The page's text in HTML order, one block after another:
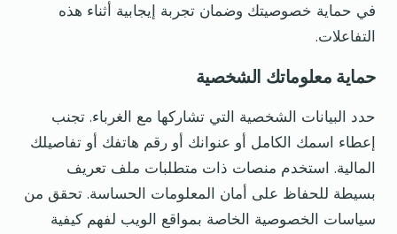
في حماية خصوصيتك وضمان تجربة إيجابية أثناء هذه
التفاعلات.
حماية معلوماتك الشخصية
حدد البيانات الشخصية التي تشاركها مع الغرباء. تجنب
إعطاء اسمك الكامل أو عنوانك أو رقم هاتفك أو تفاصيلك
المالية. استخدم منصات ذات متطلبات ملف تعريف
بسيطة للحفاظ على أمان المعلومات الحساسة. تحقق من
سياسات الخصوصية الخاصة بمواقع الويب لفهم كيفية